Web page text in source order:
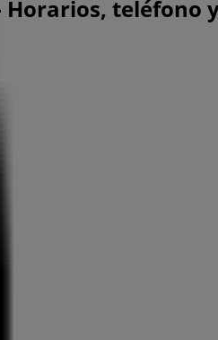
Horarios, teléfono